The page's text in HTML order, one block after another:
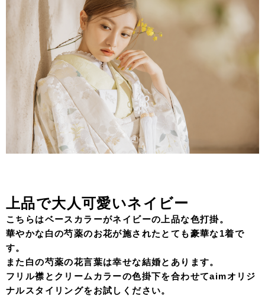
上品で大人可愛いネイビー
こちらはベースカラーがネイビーの上品な色打掛。
華やかな白の芍薬のお花が施されたとても豪華な1着で
す。
また白の芍薬の花言葉は幸せな結婚とあります。
フリル襟とクリームカラーの色掛下を合わせてaimオリジ
ナルスタイリングをお試しください。